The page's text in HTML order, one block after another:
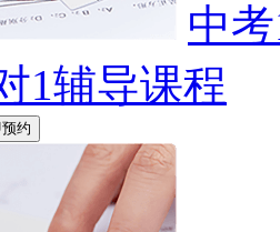
中
1辅导课程
约